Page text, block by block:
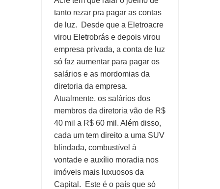
tanto rezar pra pagar as contas
de luz. Desde que a Eletroacre
virou Eletrobrás e depois virou
empresa privada, a conta de luz
só faz aumentar para pagar os
salários e as mordomias da
diretoria da empresa.
Atualmente, os salários dos
membros da diretoria vão de R$
40 mil a R$ 60 mil. Além disso,
cada um tem direito a uma SUV
blindada, combustível à
vontade e auxílio moradia nos
imóveis mais luxuosos da
Capital. Este é o país que só